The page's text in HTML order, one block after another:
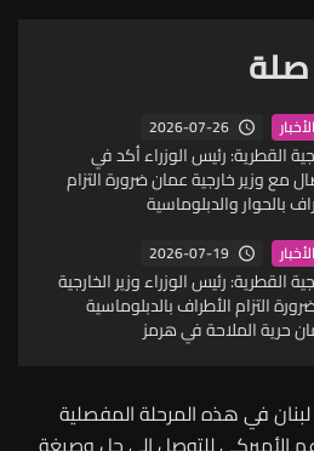
2026-07-26
القطرية: رئيس الوزراء أكد في
مع وزير خارجية عمان ضرورة التزام
بالحوار والدبلوماسية
2026-07-19
القطرية: رئيس الوزراء وزير الخارجية
التزام الأطراف بالدبلوماسية
حرية الملاحة في هرمز
في هذه المرحلة المفصلية